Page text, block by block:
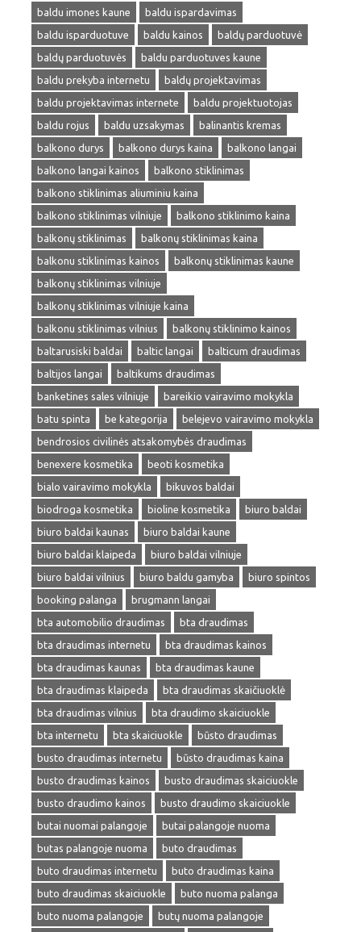
baldu imones kaune
baldu ispardavimas
baldu isparduotuve
baldu kainos
baldų parduotuvė
baldų parduotuvės
baldu parduotuves kaune
baldu prekyba internetu
baldų projektavimas
baldu projektavimas internete
baldu projektuotojas
baldu rojus
baldu uzsakymas
balinantis kremas
balkono durys
balkono durys kaina
balkono langai
balkono langai kainos
balkono stiklinimas
balkono stiklinimas aliuminiu kaina
balkono stiklinimas vilniuje
balkono stiklinimo kaina
balkonų stiklinimas
balkonų stiklinimas kaina
balkonu stiklinimas kainos
balkonų stiklinimas kaune
balkonų stiklinimas vilniuje
balkonų stiklinimas vilniuje kaina
balkonu stiklinimas vilnius
balkonų stiklinimo kainos
baltarusiski baldai
baltic langai
balticum draudimas
baltijos langai
baltikums draudimas
banketines sales vilniuje
bareikio vairavimo mokykla
batu spinta
be kategorija
belejevo vairavimo mokykla
bendrosios civilinės atsakomybės draudimas
benexere kosmetika
beoti kosmetika
bialo vairavimo mokykla
bikuvos baldai
biodroga kosmetika
bioline kosmetika
biuro baldai
biuro baldai kaunas
biuro baldai kaune
biuro baldai klaipeda
biuro baldai vilniuje
biuro baldai vilnius
biuro baldu gamyba
biuro spintos
booking palanga
brugmann langai
bta automobilio draudimas
bta draudimas
bta draudimas internetu
bta draudimas kainos
bta draudimas kaunas
bta draudimas kaune
bta draudimas klaipeda
bta draudimas skaičiuoklė
bta draudimas vilnius
bta draudimo skaiciuokle
bta internetu
bta skaiciuokle
būsto draudimas
busto draudimas internetu
būsto draudimas kaina
busto draudimas kainos
busto draudimas skaiciuokle
busto draudimo kainos
busto draudimo skaiciuokle
butai nuomai palangoje
butai palangoje nuoma
butas palangoje nuoma
buto draudimas
buto draudimas internetu
buto draudimas kaina
buto draudimas skaiciuokle
buto nuoma palanga
buto nuoma palangoje
butų nuoma palangoje